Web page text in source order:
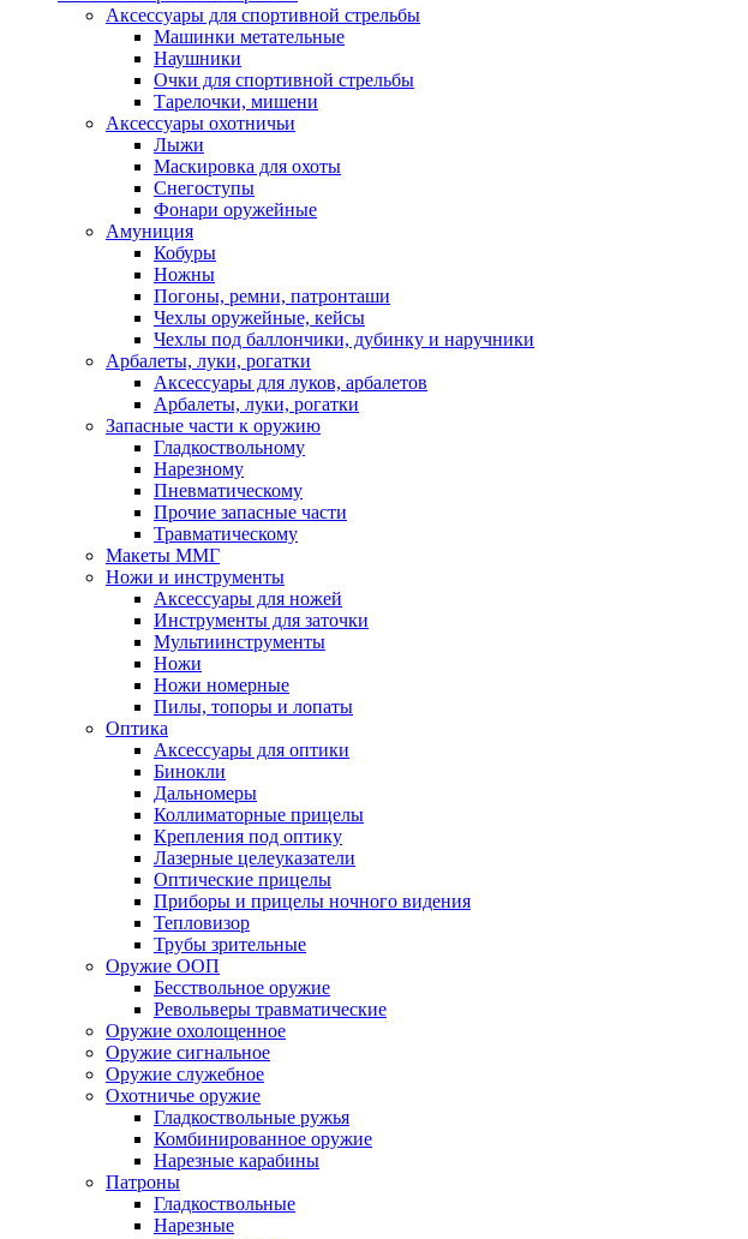
Аксессуары для спортивной стрельбы
Машинки метательные
Наушники
Очки для спортивной стрельбы
Тарелочки, мишени
Аксессуары охотничьи
Лыжи
Маскировка для охоты
Снегоступы
Фонари оружейные
Амуниция
Кобуры
Ножны
Погоны, ремни, патронташи
Чехлы оружейные, кейсы
Чехлы под баллончики, дубинку и наручники
Арбалеты, луки, рогатки
Аксессуары для луков, арбалетов
Арбалеты, луки, рогатки
Запасные части к оружию
Гладкоствольному
Нарезному
Пневматическому
Прочие запасные части
Травматическому
Макеты ММГ
Ножи и инструменты
Аксессуары для ножей
Инструменты для заточки
Мультиинструменты
Ножи
Ножи номерные
Пилы, топоры и лопаты
Оптика
Аксессуары для оптики
Бинокли
Дальномеры
Коллиматорные прицелы
Крепления под оптику
Лазерные целеуказатели
Оптические прицелы
Приборы и прицелы ночного видения
Тепловизор
Трубы зрительные
Оружие ООП
Бесствольное оружие
Револьверы травматические
Оружие охолощенное
Оружие сигнальное
Оружие служебное
Охотничье оружие
Гладкоствольные ружья
Комбинированное оружие
Нарезные карабины
Патроны
Гладкоствольные
Нарезные